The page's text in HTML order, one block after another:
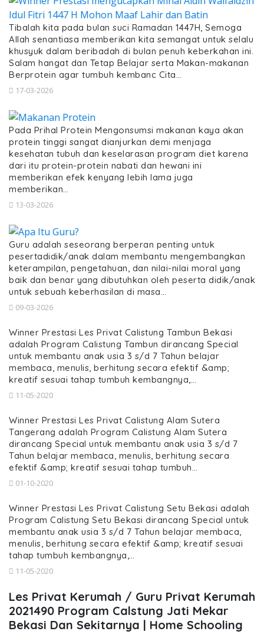
Tibalah kita pada bulan suci Ramadan 1447H, Semoga
Allah senantiasa memberikan kita semangat untuk selalu
khusyuk dalam beribadah di bulan penuh keberkahan ini.
Salam hangat dan Tetap Belajar serta Makan-makanan
Berprotein agar tumbuh kembanc Cita…
17-03-2026
Pada Prihal Protein Mengonsumsi makanan kaya akan
protein tinggi sangat dianjurkan demi menjaga
kesehatan tubuh dan keselarasan program diet karena
dari itu protein-protein nabati dan hewani ini
memberikan efek kenyang lebih lama juga
memberikan…
13-03-2026
Guru adalah seseorang berperan penting untuk
pesertadidik/anak dalam membantu mengembangkan
keterampilan, pengetahuan, dan nilai-nilai moral yang
baik dan benar yang dibutuhkan oleh peserta didik/anak
untuk sebuah keberhasilan di masa…
09-03-2026
Winner Prestasi Les Privat Calistung Tambun Bekasi
adalah Program Calistung Tambun dirancang Special
untuk membantu anak usia 3 s/d 7 Tahun belajar
membaca, menulis, berhitung secara efektif &amp;
kreatif sesuai tahap tumbuh kembangnya,…
11-05-2020
Winner Prestasi Les Privat Calistung Alam Sutera
Tangerang adalah Program Calistung Alam Sutera
dirancang Special untuk membantu anak usia 3 s/d 7
Tahun belajar membaca, menulis, berhitung secara
efektif &amp; kreatif sesuai tahap tumbuh…
01-10-2020
Winner Prestasi Les Privat Calistung Setu Bekasi adalah
Program Calistung Setu Bekasi dirancang Special untuk
membantu anak usia 3 s/d 7 Tahun belajar membaca,
menulis, berhitung secara efektif &amp; kreatif sesuai
tahap tumbuh kembangnya,…
11-05-2020
Les Privat Kerumah / Guru Privat Kerumah
2021490 Program Calstung Jati Mekar
Bekasi Dan Sekitarnya | Home Schooling